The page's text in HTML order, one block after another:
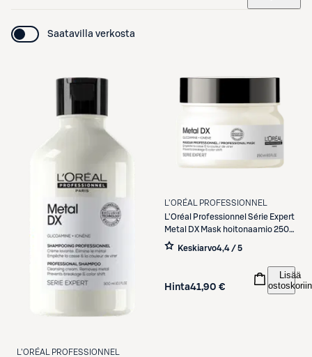
Saatavilla verkosta
L'ORÉAL PROFESSIONNEL
L'ORÉAL PROFESSIONNEL
L'Oréal Professionnel Série Expert
Metal DX Mask hoitonaamio 250
ml
Keskiarvo4,4 / 5
Hinta41,90 €
Lisää
ostoskoriin